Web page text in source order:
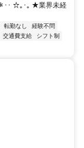
･･ ☆｡･｡ ★業界未経
転勤なし
経験不問
交通費支給
シフト制